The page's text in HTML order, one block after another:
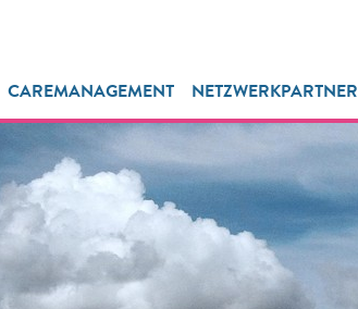
CAREMANAGEMENT NETZWERKPARTNER